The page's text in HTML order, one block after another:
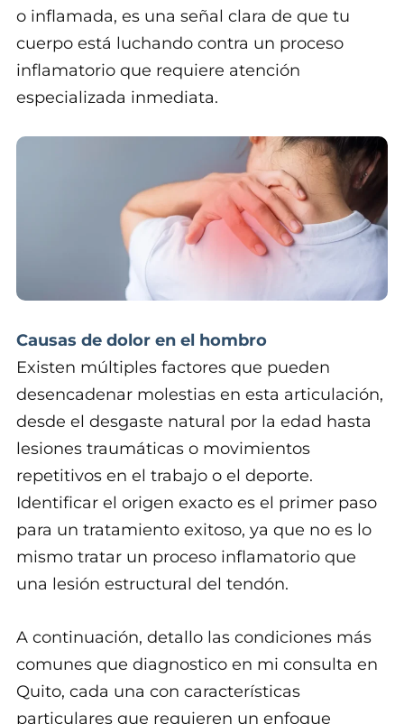
o inflamada, es una señal clara de que tu
cuerpo está luchando contra un proceso
inflamatorio que requiere atención
especializada inmediata.
Causas de dolor en el hombro
Existen múltiples factores que pueden
desencadenar molestias en esta articulación,
desde el desgaste natural por la edad hasta
lesiones traumáticas o movimientos
repetitivos en el trabajo o el deporte.
Identificar el origen exacto es el primer paso
para un tratamiento exitoso, ya que no es lo
mismo tratar un proceso inflamatorio que
una lesión estructural del tendón.
A continuación, detallo las condiciones más
comunes que diagnostico en mi consulta en
Quito, cada una con características
particulares que requieren un enfoque